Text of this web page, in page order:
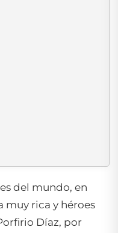
del mundo, en
muy rica y héroes
Díaz, por